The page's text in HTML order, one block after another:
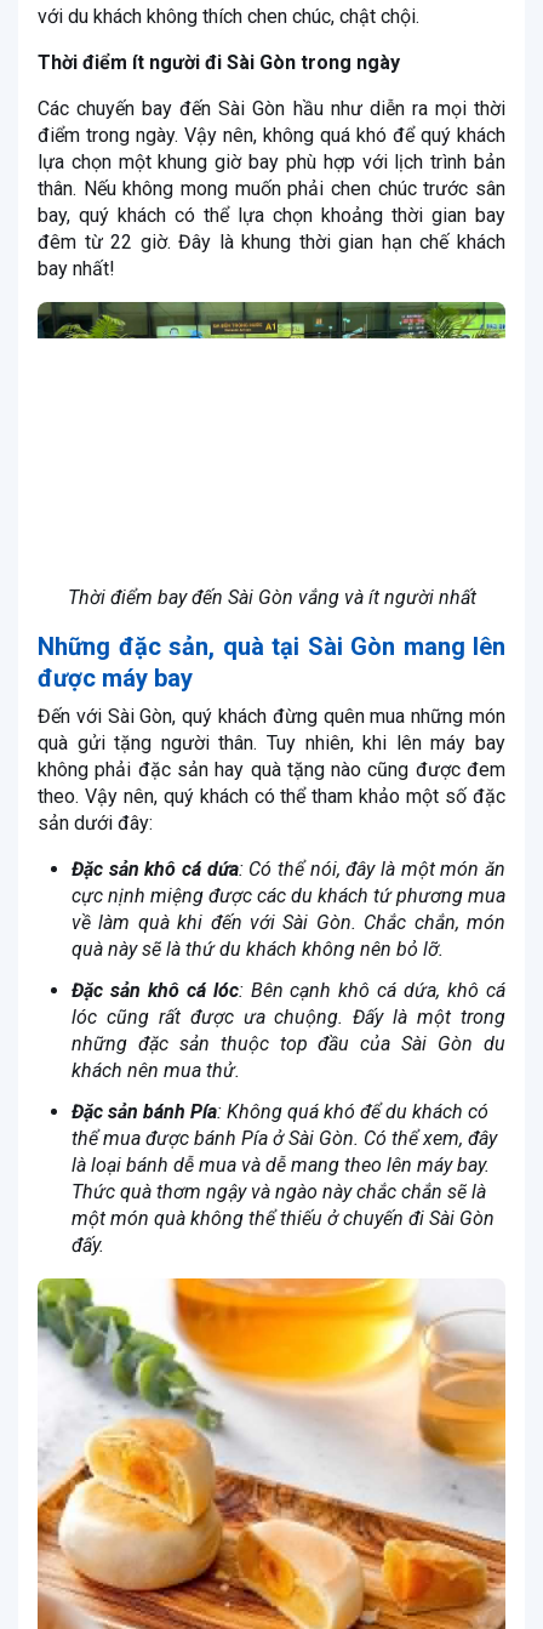
với du khách không thích chen chúc, chật chội.
Thời điểm ít người đi Sài Gòn trong ngày
Các chuyến bay đến Sài Gòn hầu như diễn ra mọi thời
điểm trong ngày. Vậy nên, không quá khó để quý khách
lựa chọn một khung giờ bay phù hợp với lịch trình bản
thân. Nếu không mong muốn phải chen chúc trước sân
bay, quý khách có thể lựa chọn khoảng thời gian bay
đêm từ 22 giờ. Đây là khung thời gian hạn chế khách
bay nhất!
Thời điểm bay đến Sài Gòn vắng và ít người nhất
Những đặc sản, quà tại Sài Gòn mang lên
được máy bay
Đến với Sài Gòn, quý khách đừng quên mua những món
quà gửi tặng người thân. Tuy nhiên, khi lên máy bay
không phải đặc sản hay quà tặng nào cũng được đem
theo. Vậy nên, quý khách có thể tham khảo một số đặc
sản dưới đây:
Đặc sản khô cá dứa: Có thể nói, đây là một món ăn
cực nịnh miệng được các du khách tứ phương mua
về làm quà khi đến với Sài Gòn. Chắc chắn, món
quà này sẽ là thứ du khách không nên bỏ lỡ.
Đặc sản khô cá lóc: Bên cạnh khô cá dứa, khô cá
lóc cũng rất được ưa chuộng. Đấy là một trong
những đặc sản thuộc top đầu của Sài Gòn du
khách nên mua thử.
Đặc sản bánh Pía: Không quá khó để du khách có
thể mua được bánh Pía ở Sài Gòn. Có thể xem, đây
là loại bánh dễ mua và dễ mang theo lên máy bay.
Thức quà thơm ngậy và ngào này chắc chắn sẽ là
một món quà không thể thiếu ở chuyến đi Sài Gòn
đấy.